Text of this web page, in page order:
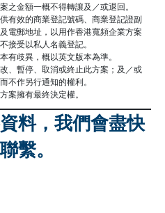
之金額一概不得轉讓及／或退回。
有效的商業登記號碼、商業登記證副
電郵地址，以用作香港寬頻企業方案
接受以私人名義登記。
有歧異，概以英文版本為準。
、暫停、取消或終止此方案；及／或
不作另行通知的權利。
案擁有最終決定權。
料，我們會盡快
繫。